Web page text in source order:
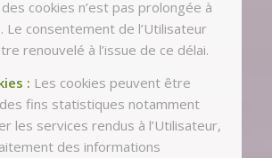
cookies n’est pas prolongée à
Le consentement de l’Utilisateur
renouvelé à l’issue de ce délai.
: Les cookies peuvent être
fins statistiques notamment
les services rendus à l’Utilisateur,
des informations